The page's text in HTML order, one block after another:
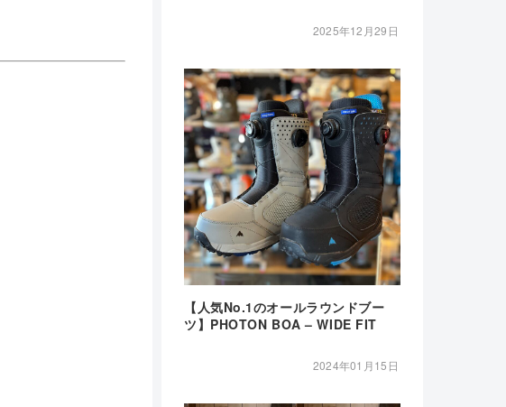
2025年12月29日
【人気No.1のオールラウンドブー
ツ】PHOTON BOA – WIDE FIT
2024年01月15日